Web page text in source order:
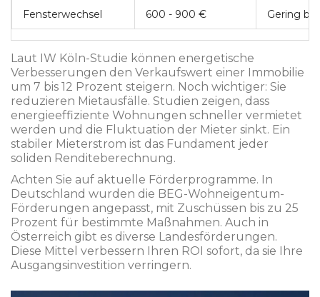
Fensterwechsel 600 - 900 € Gering
Laut IW Köln-Studie können energetische
Verbesserungen den Verkaufswert einer Immobilie
um 7 bis 12 Prozent steigern. Noch wichtiger: Sie
reduzieren Mietausfälle. Studien zeigen, dass
energieeffiziente Wohnungen schneller vermietet
werden und die Fluktuation der Mieter sinkt. Ein
stabiler Mieterstrom ist das Fundament jeder
soliden Renditeberechnung.
Achten Sie auf aktuelle Förderprogramme. In
Deutschland wurden die BEG-Wohneigentum-
Förderungen angepasst, mit Zuschüssen bis zu 25
Prozent für bestimmte Maßnahmen. Auch in
Österreich gibt es diverse Landesförderungen.
Diese Mittel verbessern Ihren ROI sofort, da sie Ihre
Ausgangsinvestition verringern.